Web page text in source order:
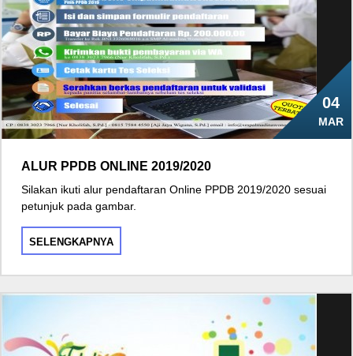
04
MAR
ALUR PPDB ONLINE 2019/2020
Silakan ikuti alur pendaftaran Online PPDB 2019/2020 sesuai
petunjuk pada gambar.
SELENGKAPNYA